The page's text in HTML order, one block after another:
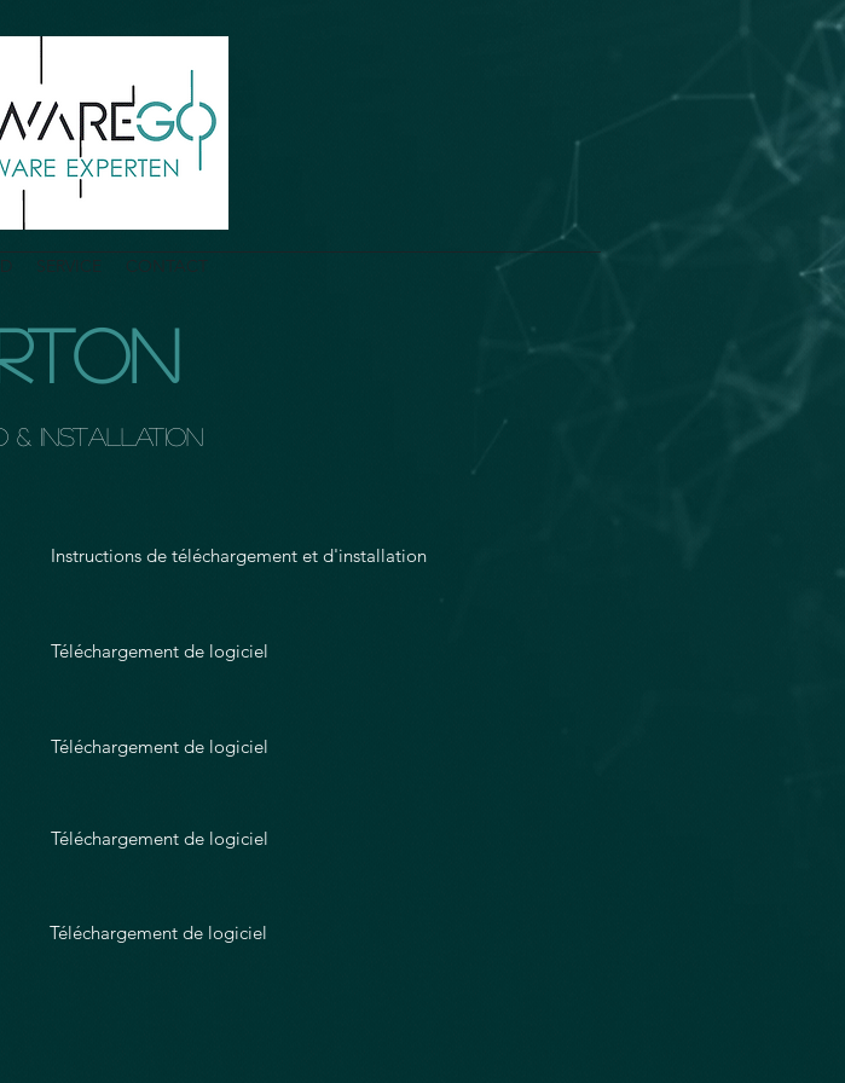
SERVICE CONTACT
& Installation
Instructions de téléchargement et d'installation
Téléchargement de logiciel
Téléchargement de logiciel
Téléchargement de logiciel
Téléchargement de logiciel